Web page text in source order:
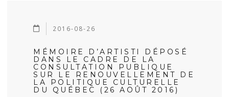
2016-08-26
MÉMOIRE D’ARTISTI DÉPOSÉ
DANS LE CADRE DE LA
CONSULTATION PUBLIQUE
SUR LE RENOUVELLEMENT DE
LA POLITIQUE CULTURELLE
DU QUÉBEC (26 AOÛT 2016)